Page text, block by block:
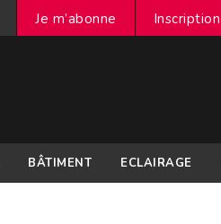
Je m’abonne Inscription
BÂTIMENT ECLAIRAGE